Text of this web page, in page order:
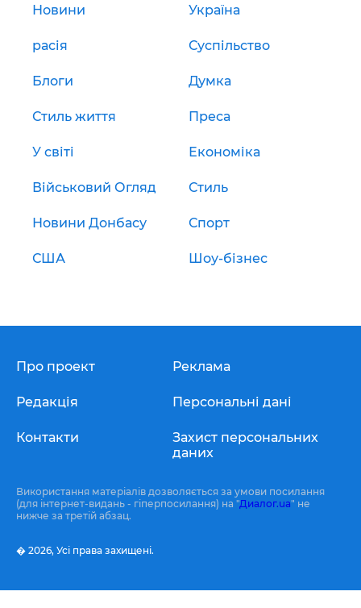
Новини Україна
расія Суспільство
Блоги Думка
Стиль життя Преса
У світі Економіка
Військовий Огляд Стиль
Новини Донбасу Спорт
США Шоу-бізнес
Про проект
Редакція
Контакти
Реклама
Персональні дані
Захист персональних
даних
Використання матеріалів дозволяється за умови посилання
(для інтернет-видань - гіперпосилання) на "Диалог.ua" не
нижче за третій абзац.
� 2026, Усі права захищені.